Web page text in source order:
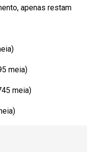
apenas restam
meia)
meia)